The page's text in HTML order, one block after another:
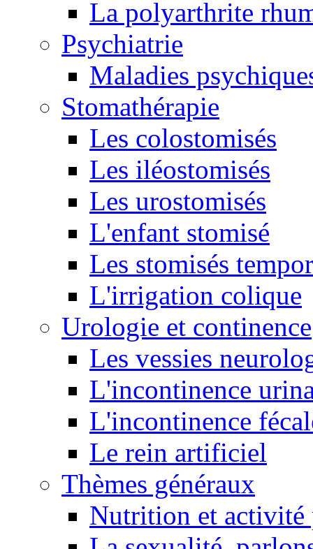
La polyarthrite
Psychiatrie
Maladies
Stomathérapie
Les colostomisés
Les iléostomisés
Les urostomisés
L'enfant stomisé
Les stomisés
L'irrigation colique
Urologie et continence
Les vessies
L'incontinence
L'incontinence
Le rein artificiel
Thèmes généraux
Nutrition et activité